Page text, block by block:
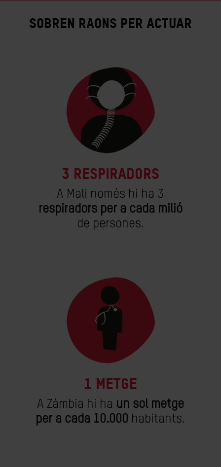
SOBREN RAONS PER ACTUAR
3 respiradors
A Mali només hi ha 3
respiradors per a cada milió
de persones.
1 metge
A Zàmbia hi ha un sol metge
per a cada 10.000 habitants.